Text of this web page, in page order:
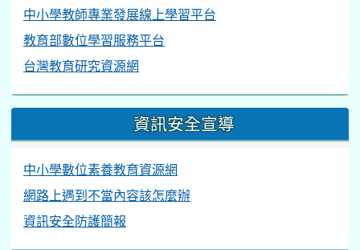
中小學教師專業發展線上學習平台
教育部數位學習服務平台
台灣教育研究資源網
資訊安全宣導
中小學數位素養教育資源網
網路上遇到不當內容該怎麼辦
資訊安全防護簡報